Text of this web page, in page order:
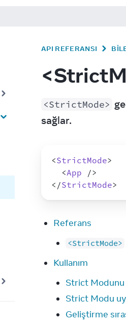
API REFERANSI
<StrictMode>
sağlar.
<StrictMode>
<App
/>
</StrictMode>
Referans
<StrictMode>
Kullanım
Strict
Strict Modu
Geliştirme